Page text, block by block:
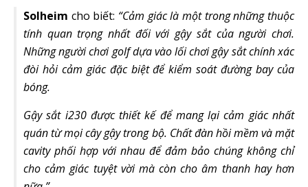
Solheim cho biết: “Cảm giác là một trong những thuộc
tính quan trọng nhất đối với gậy sắt của người chơi.
Những người chơi golf dựa vào lối chơi gậy sắt chính xác
đòi hỏi cảm giác đặc biệt để kiểm soát đường bay của
bóng.
Gậy sắt i230 được thiết kế để mang lại cảm giác nhất
quán từ mọi cây gậy trong bộ. Chất đàn hồi mềm và mặt
cavity phối hợp với nhau để đảm bảo chúng không chỉ
cho cảm giác tuyệt vời mà còn cho âm thanh hay hơn